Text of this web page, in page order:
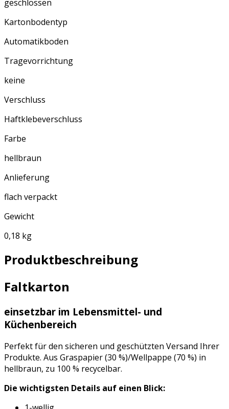
geschlossen
Kartonbodentyp
Automatikboden
Tragevorrichtung
keine
Verschluss
Haftklebeverschluss
Farbe
hellbraun
Anlieferung
flach verpackt
Gewicht
0,18 kg
Produktbeschreibung
Faltkarton
einsetzbar im Lebensmittel- und
Küchenbereich
Perfekt für den sicheren und geschützten Versand Ihrer
Produkte. Aus Graspapier (30 %)/Wellpappe (70 %) in
hellbraun, zu 100 % recycelbar.
Die wichtigsten Details auf einen Blick: